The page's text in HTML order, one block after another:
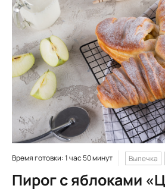
Время готовки: 1 час 50 минут Выпечка
Пирог с яблоками